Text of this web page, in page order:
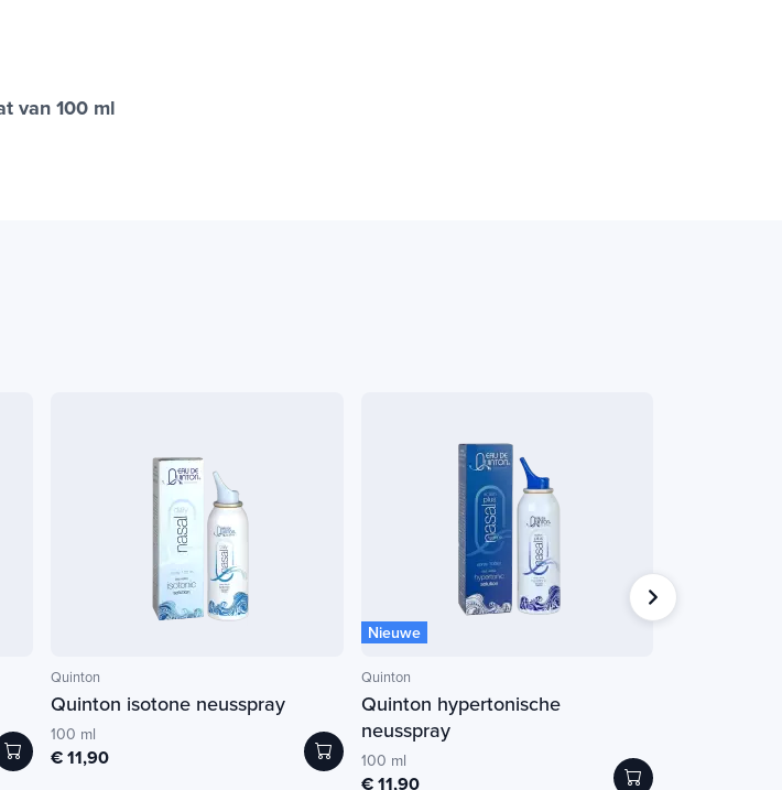
van 100 ml
Quinton
Quinton isotone neusspray
100 ml
€ 11,90
Nieuwe
Quinton
Quinton hypertonische
neusspray
100 ml
€ 11,90